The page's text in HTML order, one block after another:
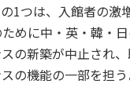
1つは、入館者の激
めに中・英・韓・
の新築が中止され
の機能の一部を担